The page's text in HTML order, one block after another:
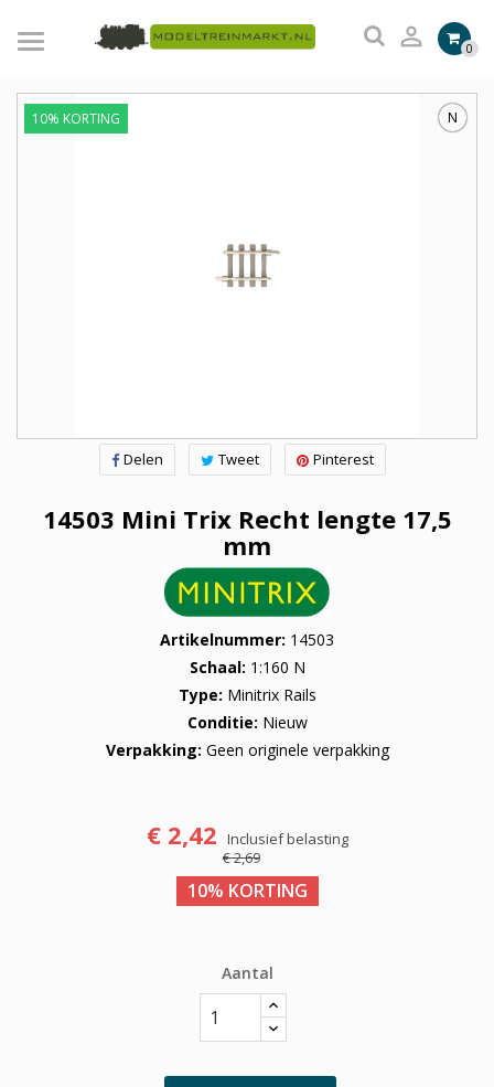
 0
N
10% KORTING
Delen Tweet Pinterest
14503 Mini Trix Recht lengte 17,5
mm
Artikelnummer 14503
Schaal 1:160 N
Type Minitrix Rails
Conditie Nieuw
Verpakking Geen originele verpakking
€ 2,42 Inclusief belasting
€ 2,69
10% KORTING
Aantal